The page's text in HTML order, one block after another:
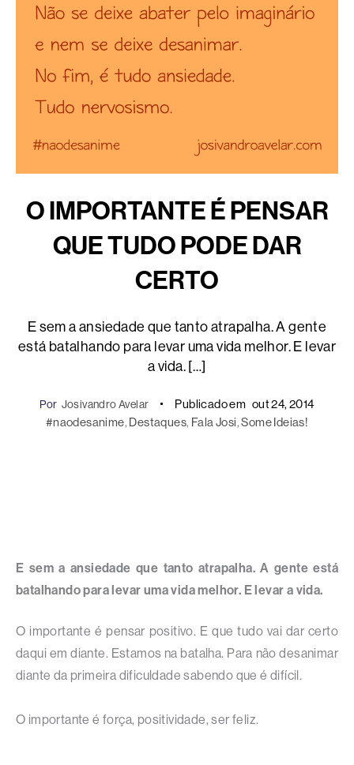
O IMPORTANTE É PENSAR
QUE TUDO PODE DAR
CERTO
E sem a ansiedade que tanto atrapalha. A gente
está batalhando para levar uma vida melhor. E levar
a vida. […]
Por Josivandro Avelar Publicado em out 24, 2014
#naodesanime, Destaques, Fala Josi, Some Ideias!
E sem a ansiedade que tanto atrapalha. A gente está
batalhando para levar uma vida melhor. E levar a vida.
O importante é pensar positivo. E que tudo vai dar certo
daqui em diante. Estamos na batalha. Para não desanimar
diante da primeira dificuldade sabendo que é difícil.
O importante é força, positividade, ser feliz.